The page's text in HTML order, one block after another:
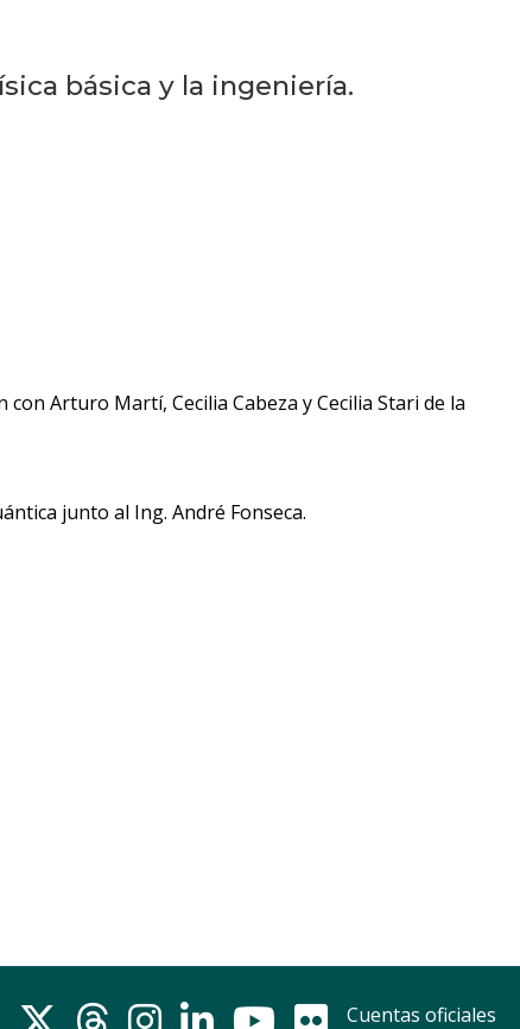
básica y la ingeniería.
Arturo Martí, Cecilia Cabeza y Cecilia Stari de la
junto al Ing. André Fonseca.
Cuentas oficiales